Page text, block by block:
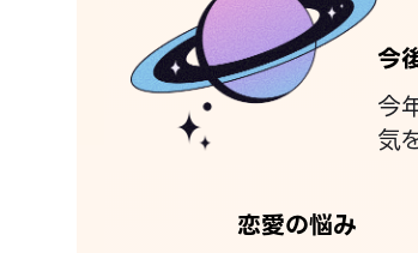
今
今
気
恋愛の悩み